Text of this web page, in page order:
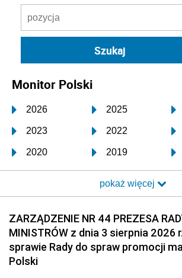
Monitor Polski
2026 2025
2023 2022
2020 2019
2017 2016
2014 2013
2011 2010
2008 2007
2005
pokaż więcej
ZARZĄDZENIE NR 44 PREZESA
MINISTRÓW z dnia 3 sierpnia 2026
sprawie Rady do spraw promocji
Polski